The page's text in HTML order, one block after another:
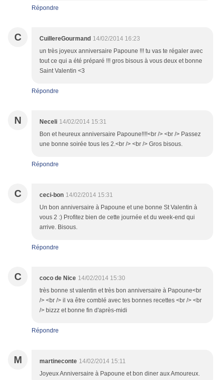
Répondre
C CuillereGourmand 14/02/2014 16:23
un très joyeux anniversaire Papoune !!! tu vas te régaler avec
tout ce qui a été préparé !!! gros bisous à vous deux et bonne
Saint Valentin <3
Répondre
N Neceli 14/02/2014 15:31
Bon et heureux anniversaire Papoune!!!!<br /> <br /> Passez
une bonne soirée tous les 2.<br /> <br /> Gros bisous.
Répondre
C ceci-bon 14/02/2014 15:31
Un bon anniversaire à Papoune et une bonne St Valentin à
vous 2 :) Profitez bien de cette journée et du week-end qui
arrive. Bisous.
Répondre
C coco de Nice 14/02/2014 15:30
très bonne st valentin et très bon anniversaire à Papoune<br
/> <br /> il va être comblé avec tes bonnes recettes <br /> <br
/> bizzz et bonne fin d'après-midi
Répondre
M martineconte 14/02/2014 15:11
Joyeux Anniversaire à Papoune et bon diner aux Amoureux.